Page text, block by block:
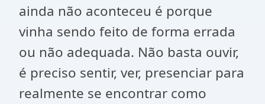
ainda não aconteceu é porque
vinha sendo feito de forma errada
ou não adequada. Não basta ouvir,
é preciso sentir, ver, presenciar para
realmente se encontrar como